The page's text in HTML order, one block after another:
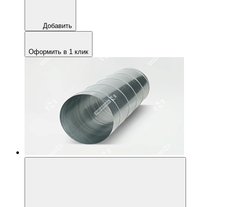
Добавить
Оформить в 1 клик